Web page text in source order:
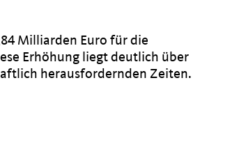
Milliarden Euro für die
Erhöhung liegt deutlich über
herausfordernden Zeiten.